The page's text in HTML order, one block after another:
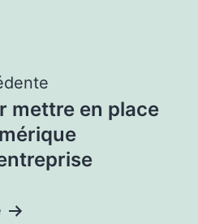
mettre en place